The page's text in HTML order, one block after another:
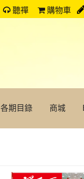
聽禪 購物車
各期目錄 商城